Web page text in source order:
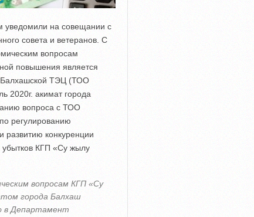
уведомили на совещании с
совета и ветеранов. С
вопросам
повышения является
Балхашской ТЭЦ (ТОО
2020г. акимат города
вопроса с ТОО
регулированию
развитию конкуренции
убытков КГП «Су жылу
вопросам КГП «Су
города Балхаш
в Департамент